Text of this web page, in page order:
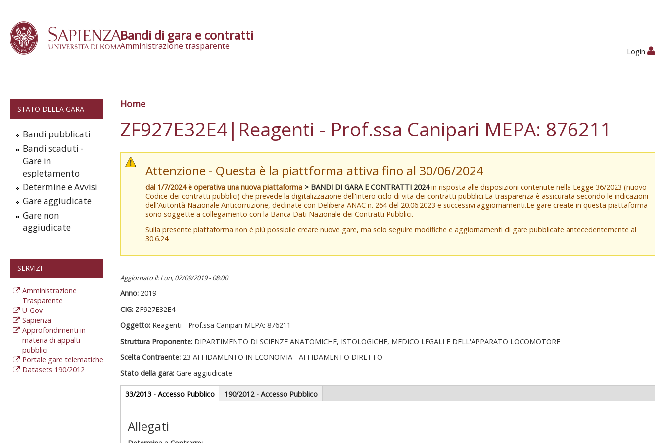
Bandi di gara e contratti
Amministrazione trasparente
Login
STATO DELLA GARA
Bandi pubblicati
Bandi scaduti -
Gare in
espletamento
Determine e Avvisi
Gare aggiudicate
Gare non
aggiudicate
SERVIZI
Amministrazione
Trasparente
U-Gov
Sapienza
Approfondimenti in
materia di appalti
pubblici
Portale gare telematiche
Datasets 190/2012
Tu sei qui
Home
ZF927E32E4|Reagenti - Prof.ssa Canipari MEPA: 876211
Attenzione - Questa è la piattforma attiva fino al 30/06/2024
dal 1/7/2024 è operativa una nuova piattaforma > BANDI DI GARA E CONTRATTI 2024in risposta alle disposizioni contenute nella Legge 36/2023 (nuovo
Codice dei contratti pubblici) che prevede la digitalizzazione dell'intero ciclo di vita dei contratti pubblici.La trasparenza è assicurata secondo le indicazioni
dell'Autorità Nazionale Anticorruzione, declinate con Delibera ANAC n. 264 del 20.06.2023 e successivi aggiornamenti.Le gare create in questa piattaforma
sono soggette a collegamento con la Banca Dati Nazionale dei Contratti Pubblici.
Sulla presente piattaforma non è più possibile creare nuove gare, ma solo seguire modifiche e aggiornamenti di gare pubblicate antecedentemente al
30.6.24.
Aggiornato il: Lun, 02/09/2019 - 08:00
Anno: 2019
CIG: ZF927E32E4
Oggetto: Reagenti - Prof.ssa Canipari MEPA: 876211
Struttura Proponente: DIPARTIMENTO DI SCIENZE ANATOMICHE, ISTOLOGICHE, MEDICO LEGALI E DELL'APPARATO LOCOMOTORE
Scelta Contraente: 23-AFFIDAMENTO IN ECONOMIA - AFFIDAMENTO DIRETTO
Stato della gara: Gare aggiudicate
Gare appalti
33/2013 - Accesso Pubblico(scheda
attiva)
190/2012 - Accesso Pubblico
Sezione redazionale
Allegati